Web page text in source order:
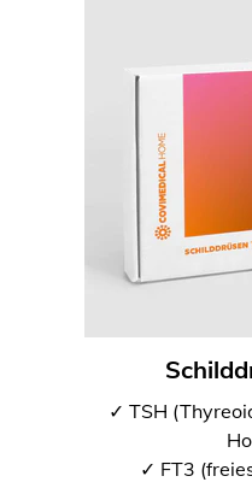
✓ TSH
✓ FT3